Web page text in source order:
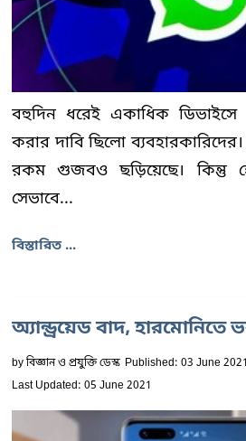
বহুদিন ধরেই একাধিক ডিভাইসে
করার দাবি ছিলো
রকম গুজবও ছড়িয়েছে। কিন্তু
সেভাবে...
বিস্তারিত ...
অ্যান্ড্রয়েড বাদ,
byবিজ্ঞান ও প্রযুক্তি ডেস্ক Published: 03 June 2021
Last Updated: 05 June 2021